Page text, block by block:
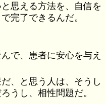
思える方法を、自信を
完了できるんだ。
で、患者に安心を与え
、と思う人は、そうし
うし、相性問題だ。